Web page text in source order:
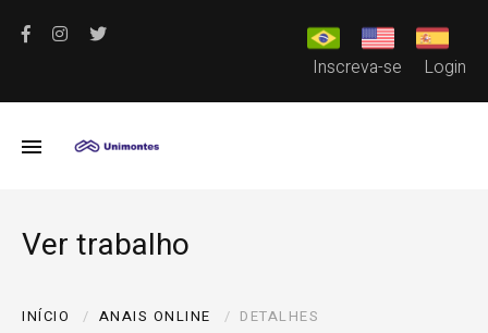
Inscreva-se Login
Ver trabalho
INÍCIO ANAIS ONLINE DETALHES